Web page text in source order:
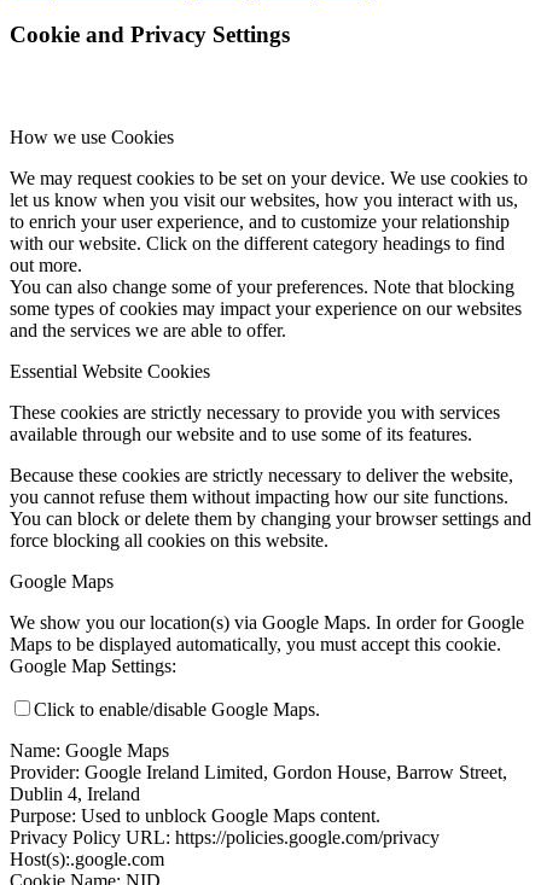
Cookie and Privacy Settings
How we use Cookies
We may request cookies to be set on your device. We use cookies to
let us know when you visit our websites, how you interact with us,
to enrich your user experience, and to customize your relationship
with our website. Click on the different category headings to find
out more.
You can also change some of your preferences. Note that blocking
some types of cookies may impact your experience on our websites
and the services we are able to offer.
Essential Website Cookies
These cookies are strictly necessary to provide you with services
available through our website and to use some of its features.
Because these cookies are strictly necessary to deliver the website,
you cannot refuse them without impacting how our site functions.
You can block or delete them by changing your browser settings and
force blocking all cookies on this website.
Google Maps
We show you our location(s) via Google Maps. In order for Google
Maps to be displayed automatically, you must accept this cookie.
Google Map Settings:
Click to enable/disable Google Maps.
Name: Google Maps
Provider: Google Ireland Limited, Gordon House, Barrow Street,
Dublin 4, Ireland
Purpose: Used to unblock Google Maps content.
Privacy Policy URL: https://policies.google.com/privacy
Host(s):.google.com
Cookie Name: NID